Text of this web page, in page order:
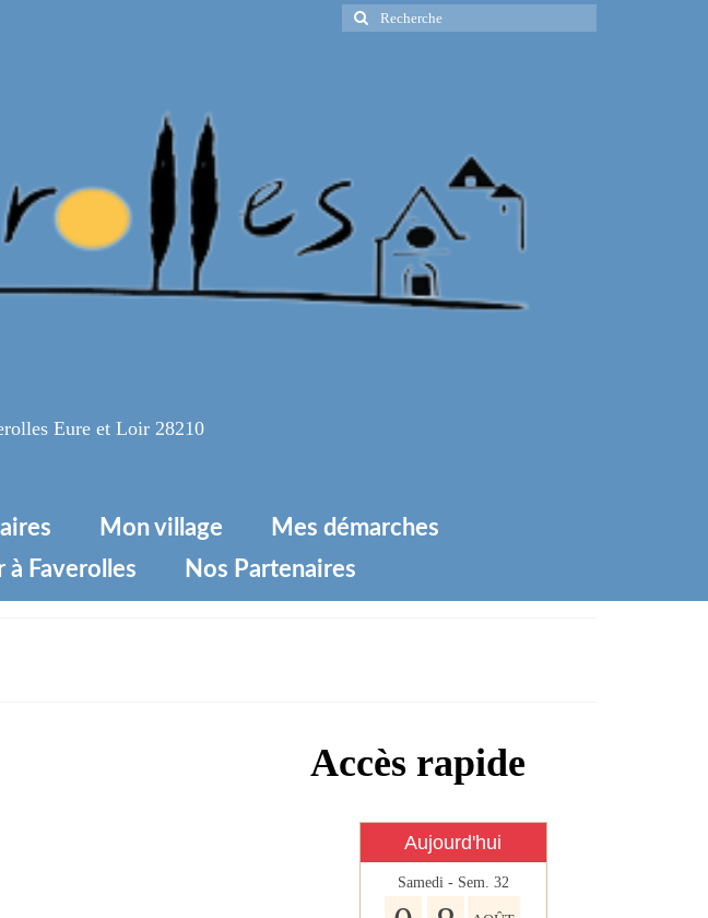
Rechercher
:
Eure et Loir 28210
Mon village
Mes démarches
à Faverolles Nos Partenaires
Accès rapide
Aujourd'hui
Samedi - Sem. 32